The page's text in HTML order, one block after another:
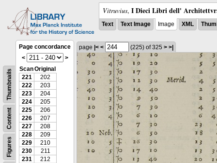
Vitruvius, I Dieci Libri dell'
Text Text Image Image XML
Figures
Content
Thumbnails
Page concordance
<
>
ScanOriginal
221
202
222
203
223
204
224
205
225
206
226
207
227
208
228
209
229
210
230
211
231
212
page |< < (225) of 325 > >|